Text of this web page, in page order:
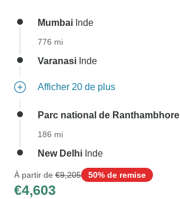
Mumbai Inde
776 mi
Varanasi Inde
Afficher 20 de plus
Parc national de Ranthambhore
186 mi
New Delhi Inde
À partir de €9,205 50% de remise
€4,603